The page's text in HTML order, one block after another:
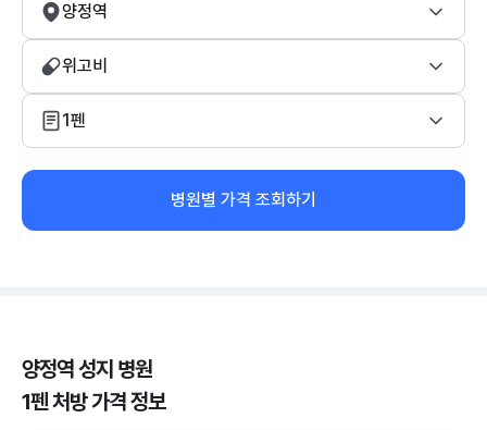
양정역
위고비
1펜
병원별 가격 조회하기
양정역 성지 병원
1펜 처방 가격 정보